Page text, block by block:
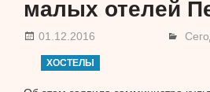
малых отелей
01.12.2016
ХОСТЕЛЫ